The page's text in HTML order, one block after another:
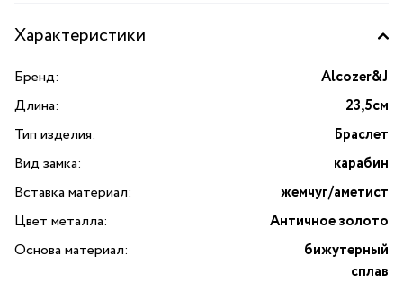
Характеристики
Бренд:
Alcozer&J
Длина:
23,5см
Тип изделия:
Браслет
Вид замка:
карабин
Вставка материал:
жемчуг/аметист
Цвет металла:
Античное золото
Основа материал:
бижутерный
сплав